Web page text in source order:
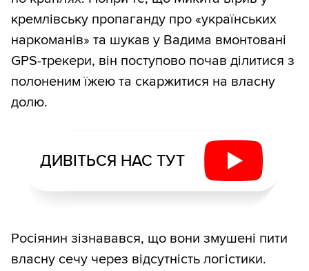
кремлівську пропаганду про «українських
наркоманів» та шукав у Вадима вмонтовані
GPS-трекери, він поступово почав ділитися з
полоненим їжею та скаржитися на власну
долю.
ДИВІТЬСЯ НАС ТУТ
Росіянин зізнавався, що вони змушені пити
власну сечу через відсутність логістики.